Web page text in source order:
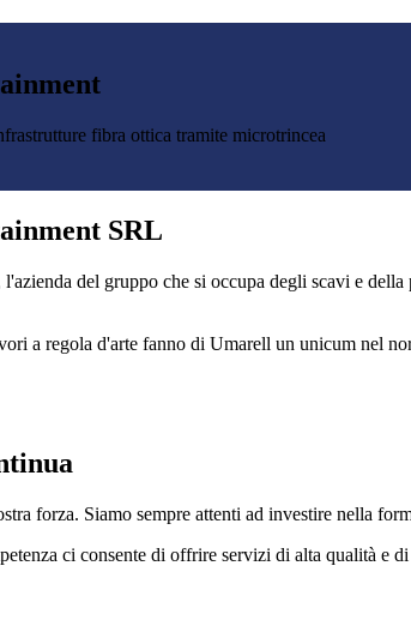
fibra ottica tramite microtrincea
SRL
del gruppo che si occupa degli scavi e
a regola d'arte fanno di Umarell un unicum nel
forza. Siamo sempre attenti ad investire nella
ci consente di offrire servizi di alta qualità e